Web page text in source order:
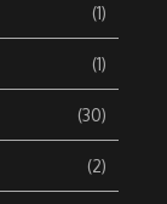
(1)
(1)
(30)
(2)